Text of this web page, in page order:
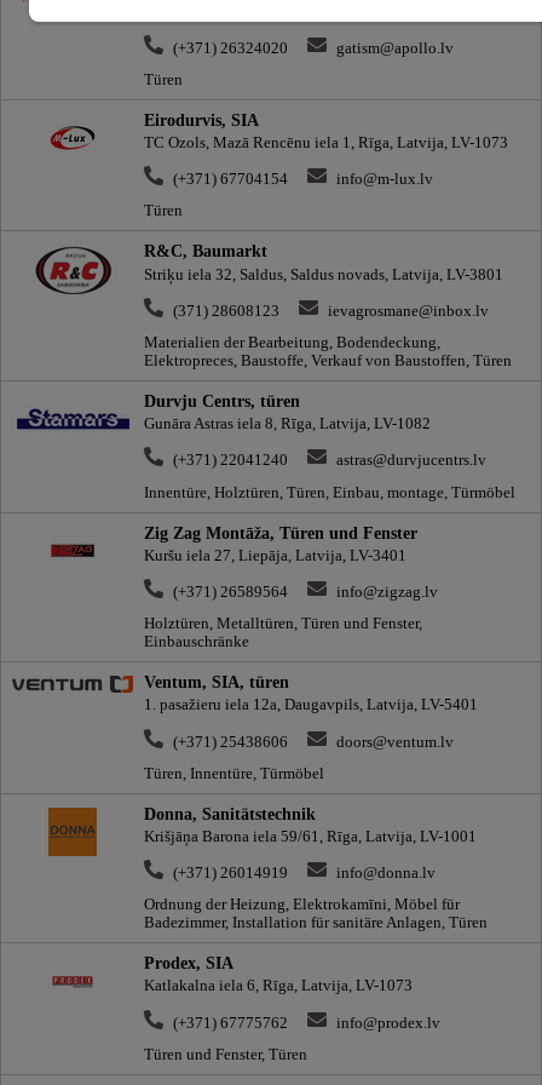
(+371) 26324020
gatism@apollo.lv
Türen
Eirodurvis, SIA
TC Ozols, Mazā Rencēnu iela 1, Rīga, Latvija, LV-1073
(+371) 67704154
info@m-lux.lv
Türen
R&C, Baumarkt
Striķu iela 32, Saldus, Saldus novads, Latvija, LV-3801
(371) 28608123
ievagrosmane@inbox.lv
Materialien der Bearbeitung, Bodendeckung,
Elektropreces, Baustoffe, Verkauf von Baustoffen, Türen
Durvju Centrs, türen
Gunāra Astras iela 8, Rīga, Latvija, LV-1082
(+371) 22041240
astras@durvjucentrs.lv
Innentüre, Holztüren, Türen, Einbau, montage, Türmöbel
Zig Zag Montāža, Türen und Fenster
Kuršu iela 27, Liepāja, Latvija, LV-3401
(+371) 26589564
info@zigzag.lv
Holztüren, Metalltüren, Türen und Fenster,
Einbauschränke
Ventum, SIA, türen
1. pasažieru iela 12a, Daugavpils, Latvija, LV-5401
(+371) 25438606
doors@ventum.lv
Türen, Innentüre, Türmöbel
Donna, Sanitätstechnik
Krišjāņa Barona iela 59/61, Rīga, Latvija, LV-1001
(+371) 26014919
info@donna.lv
Ordnung der Heizung, Elektrokamīni, Möbel für
Badezimmer, Installation für sanitäre Anlagen, Türen
Prodex, SIA
Katlakalna iela 6, Rīga, Latvija, LV-1073
(+371) 67775762
info@prodex.lv
Türen und Fenster, Türen